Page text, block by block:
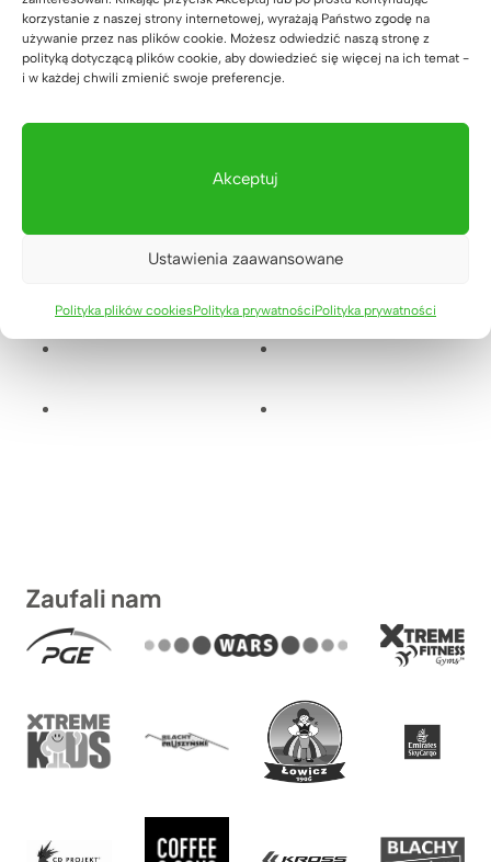
korzystanie z naszej strony internetowej, wyrażają Państwo zgodę na
używanie przez nas plików cookie. Możesz odwiedzić naszą stronę z
polityką dotyczącą plików cookie, aby dowiedzieć się więcej na ich temat -
i w każdej chwili zmienić swoje preferencje.
Akceptuj
Ustawienia zaawansowane
Polityka plików cookiesPolityka prywatnościPolityka prywatności
Opatowie
niedaleko
Wrocławi
a
Deerhorn
Komody
Zaufali nam